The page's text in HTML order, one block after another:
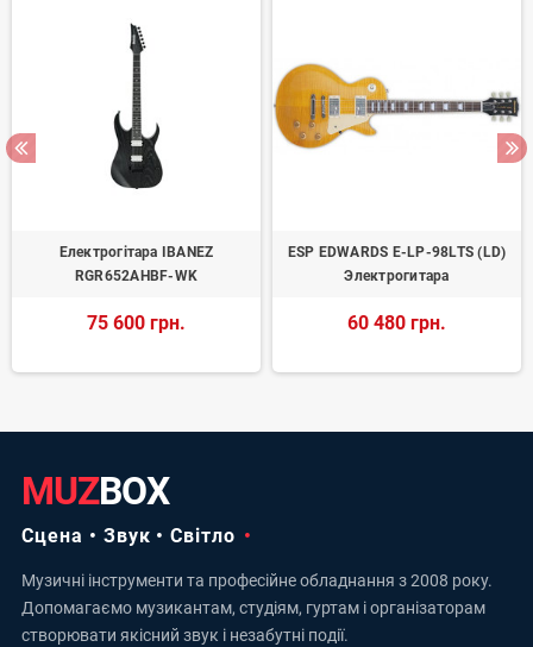
Електрогітара IBANEZ
RGR652AHBF-WK
75 600 грн.
ESP EDWARDS E-LP-98LTS (LD)
Электрогитара
60 480 грн.
MUZBOX
Сцена • Звук • Світло
Музичні інструменти та професійне обладнання з 2008 року.
Допомагаємо музикантам, студіям, гуртам і організаторам
створювати якісний звук і незабутні події.